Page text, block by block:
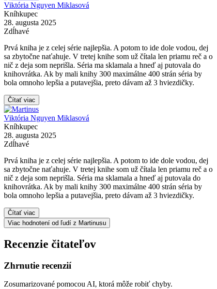
Viktória Nguyen Miklasová
Kníhkupec
28. augusta 2025
Zdĺhavé
Prvá kniha je z celej série najlepšia. A potom to ide dole vodou, dej
sa zbytočne naťahuje. V tretej knihe som už čítala len priamu reč a o
nič z deja som neprišla. Séria ma sklamala a hneď aj putovala do
knihovrátka. Ak by mali knihy 300 maximálne 400 strán séria by
bola omnoho lepšia a putavejšia, preto dávam až 3 hviezdičky.
Čítať viac
Viktória Nguyen Miklasová
Kníhkupec
28. augusta 2025
Zdĺhavé
Prvá kniha je z celej série najlepšia. A potom to ide dole vodou, dej
sa zbytočne naťahuje. V tretej knihe som už čítala len priamu reč a o
nič z deja som neprišla. Séria ma sklamala a hneď aj putovala do
knihovrátka. Ak by mali knihy 300 maximálne 400 strán séria by
bola omnoho lepšia a putavejšia, preto dávam až 3 hviezdičky.
Čítať viac
Viac hodnotení od ľudí z Martinusu
Recenzie čitateľov
Zhrnutie recenzií
Zosumarizované pomocou AI, ktorá môže robiť chyby.